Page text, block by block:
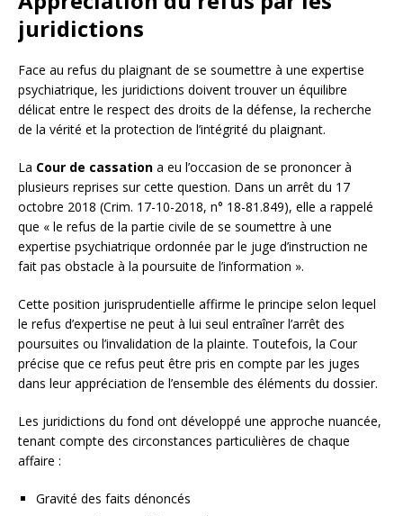
juridictions
Face au refus du plaignant de se soumettre à une expertise
psychiatrique, les juridictions doivent trouver un équilibre
délicat entre le respect des droits de la défense, la recherche
de la vérité et la protection de l’intégrité du plaignant.
La Cour de cassation a eu l’occasion de se prononcer à
plusieurs reprises sur cette question. Dans un arrêt du 17
octobre 2018 (Crim. 17-10-2018, n° 18-81.849), elle a rappelé
que « le refus de la partie civile de se soumettre à une
expertise psychiatrique ordonnée par le juge d’instruction ne
fait pas obstacle à la poursuite de l’information ».
Cette position jurisprudentielle affirme le principe selon lequel
le refus d’expertise ne peut à lui seul entraîner l’arrêt des
poursuites ou l’invalidation de la plainte. Toutefois, la Cour
précise que ce refus peut être pris en compte par les juges
dans leur appréciation de l’ensemble des éléments du dossier.
Les juridictions du fond ont développé une approche nuancée,
tenant compte des circonstances particulières de chaque
affaire :
Gravité des faits dénoncés